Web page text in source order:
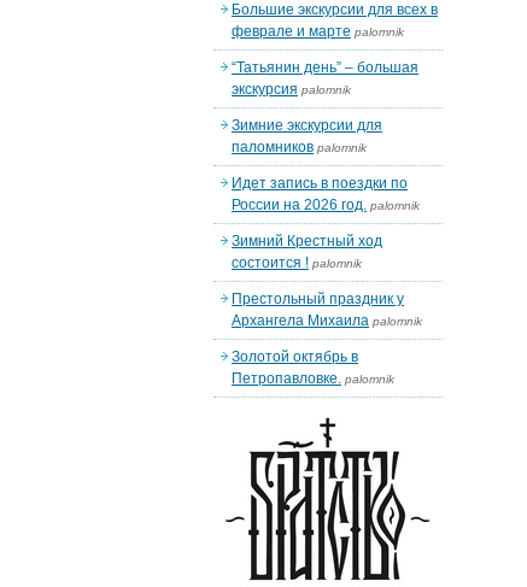
Большие экскурсии для всех в
феврале и марте palomnik
“Татьянин день” – большая
экскурсия palomnik
Зимние экскурсии для
паломников palomnik
Идет запись в поездки по
России на 2026 год. palomnik
Зимний Крестный ход
состоится ! palomnik
Престольный праздник у
Архангела Михаила palomnik
Золотой октябрь в
Петропавловке. palomnik